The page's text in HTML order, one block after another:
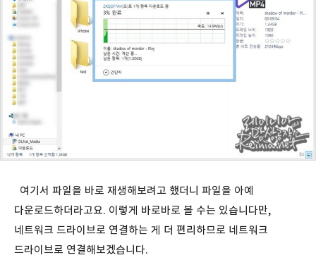
여기서 파일을 바로 재생해보려고 했더니 파일을 아예
다운로드하더라고요. 이렇게 바로바로 볼 수는 있습니다만,
네트워크 드라이브로 연결하는 게 더 편리하므로 네트워크
드라이브로 연결해보겠습니다.